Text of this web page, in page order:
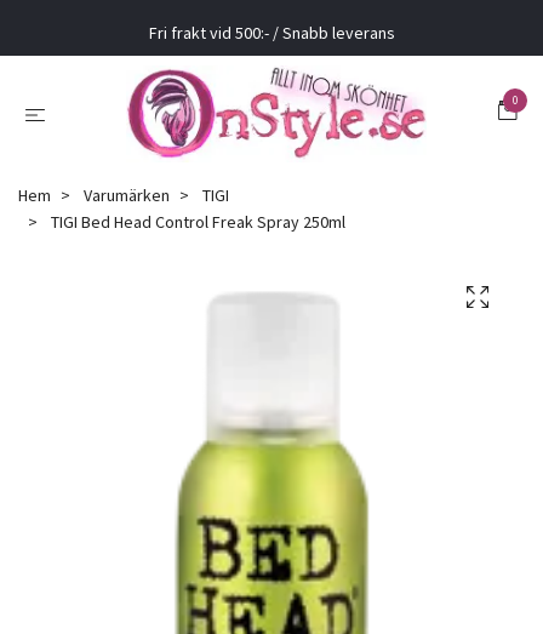
Fri frakt vid 500:- / Snabb leverans
0
Hem Varumärken
TIGI
TIGI Bed Head Control Freak Spray 250ml